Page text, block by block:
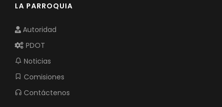
LA PARROQUIA
Autoridad
PDOT
Noticias
Comisiones
Contáctenos